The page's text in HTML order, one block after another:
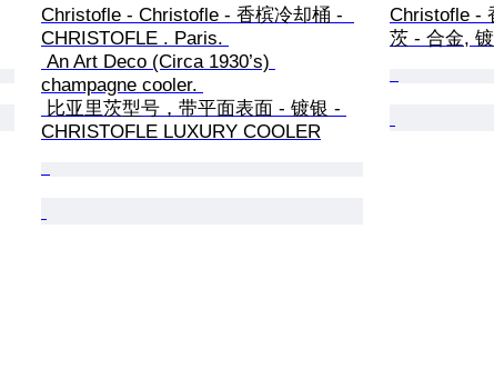
Christofle - Christofle - 香槟冷却桶 -
CHRISTOFLE . Paris.
champagne cooler.
CHRISTOFLE LUXURY COOLER
Christofle -
茨 - 合金,